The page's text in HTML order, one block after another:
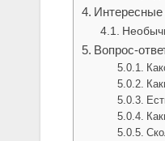
Вопрос-